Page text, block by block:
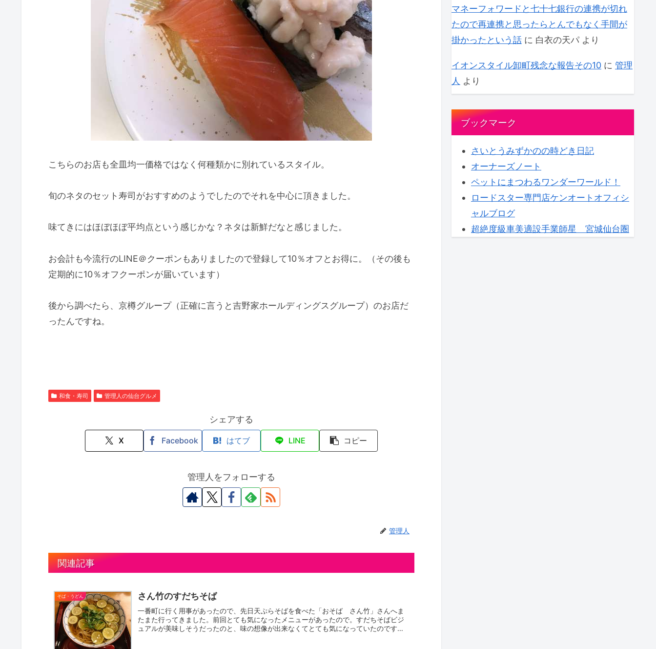
こちらのお店も全皿均一価格ではなく何種類かに別れているスタイル。
旬のネタのセット寿司がおすすめのようでしたのでそれを中心に頂きました。
味てきにはほぼほぼ平均点という感じかな？ネタは新鮮だなと感じました。
お会計も今流行のLINE＠クーポンもありましたので登録して10％オフとお得に。（その後も
定期的に10％オフクーポンが届いています）
後から調べたら、京樽グループ（正確に言うと吉野家ホールディングスグループ）のお店だ
ったんですね。
和食・寿司 管理人の仙台グルメ
シェアする
X Facebook はてブ LINE コピー
管理人をフォローする
管理人
関連記事
そば・うどん さん竹のすだちそば
一番町に行く用事があったので、先日天ぷらそばを食べた「おそば さん竹」さんへま
たまた行ってきました。前回とても気になったメニューがあったので。すだちそばビジ
ュアルが美味しそうだったのと、味の想像が出来なくてとても気になっていたのです
マネーフォワードと七十七銀行の連携が切れ
たので再連携と思ったらとんでもなく手間が
掛かったという話 に 白衣の天パより
イオンスタイル卸町残念な報告その10 に 管理
人 より
ブックマーク
さいとうみずかのの時どき日記
オーナーズノート
ペットにまつわるワンダーワールド！
ロードスター専門店ケンオートオフィシ
ャルブログ
超絶度級車美適設手業師星 宮城仙台圏